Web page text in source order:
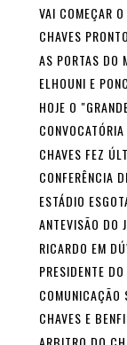
VAI COMEÇAR
CHAVES
AS PORTAS DO
ELHOUNI E
HOJE O
CHAVES FEZ
CONFERÊNCIA
ESTÁDIO
ANTEVISÃO DO
RICARDO EM
PRESIDENTE
COMUNICAÇÃO
CHAVES E